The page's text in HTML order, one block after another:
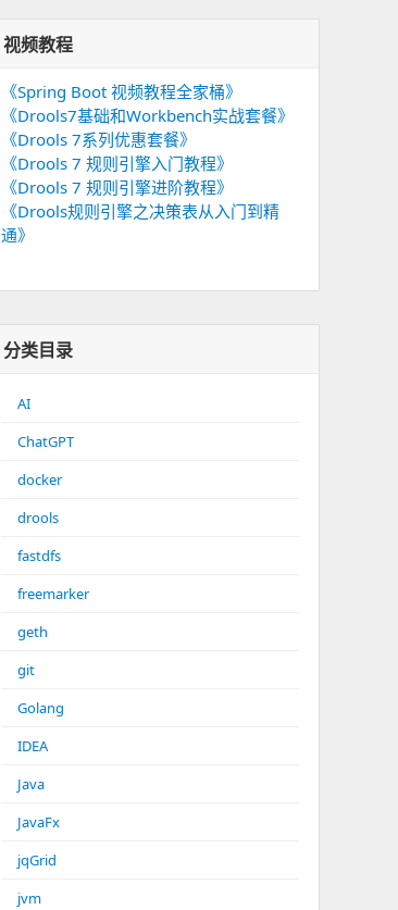
视频教程
《Spring Boot 视频教程全家桶》
《Drools7基础和Workbench实战套餐》
《Drools 7系列优惠套餐》
《Drools 7 规则引擎入门教程》
《Drools 7 规则引擎进阶教程》
《Drools规则引擎之决策表从入门到精
通》
分类目录
AI
ChatGPT
docker
drools
fastdfs
freemarker
geth
git
Golang
IDEA
Java
JavaFx
jqGrid
jvm